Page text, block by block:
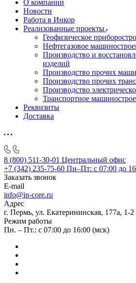
О компании
Новости
Работа в Инкор
Реализованные проекты
Геофизическое
Нефтегазовое
Производство и
изделий
Производство прочих
Производство прочих
Производство
Транспортное
Реквизиты
Доставка
8 (800) 511-30-01 Центральный офис
+7 (342) 235-75-60 Пн–Пт: с 07:00 до
Заказать звонок
E-mail
info@in-core.ru
Адрес
г. Пермь, ул. ​Екатерининская, 177а, ​1-2
Режим работы
Пн. – Пт.: с 07:00 до 16:00 (мск)